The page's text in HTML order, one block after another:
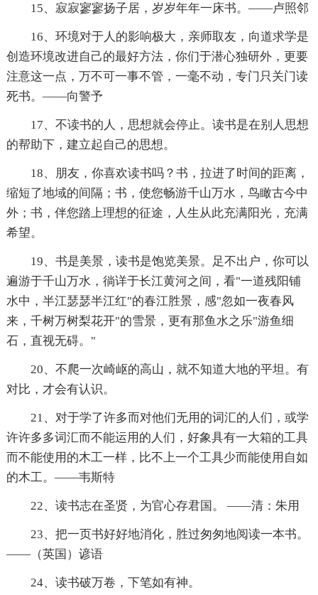
15、寂寂寥寥扬子居，岁岁年年一床书。——卢照邻
16、环境对于人的影响极大，亲师取友，向道求学是
创造环境改进自己的最好方法，你们于潜心独研外，更要
注意这一点，万不可一事不管，一毫不动，专门只关门读
死书。——向警予
17、不读书的人，思想就会停止。读书是在别人思想
的帮助下，建立起自己的思想。
18、朋友，你喜欢读书吗？书，拉进了时间的距离，
缩短了地域的间隔；书，使您畅游千山万水，鸟瞰古今中
外；书，伴您踏上理想的征途，人生从此充满阳光，充满
希望。
19、书是美景，读书是饱览美景。足不出户，你可以
遍游于千山万水，徜详于长江黄河之间，看"一道残阳铺
水中，半江瑟瑟半江红"的春江胜景，感"忽如一夜春风
来，千树万树梨花开"的雪景，更有那鱼水之乐"游鱼细
石，直视无碍。"
20、不爬一次崎岖的高山，就不知道大地的平坦。有
对比，才会有认识。
21、对于学了许多而对他们无用的词汇的人们，或学
许许多多词汇而不能运用的人们，好象具有一大箱的工具
而不能使用的木工一样，比不上一个工具少而能使用自如
的木工。——韦斯特
22、读书志在圣贤，为官心存君国。 ——清：朱用
23、把一页书好好地消化，胜过匆匆地阅读一本书。
——（英国）谚语
24、读书破万卷，下笔如有神。